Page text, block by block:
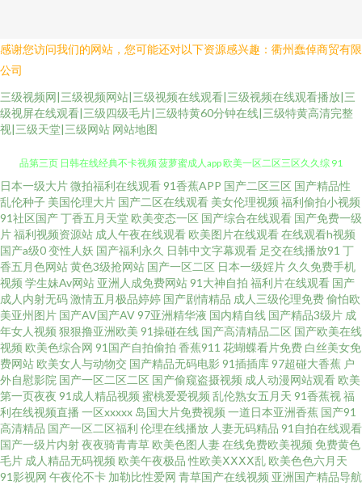
感谢您访问我们的网站，您可能还对以下资源感兴趣：衢州蠢倬商贸有限
公司
三级视频网|三级视频网站|三级视频在线观看|三级视频在线观看播放|三
级视屏在线观看|三级四级毛片|三级特黄60分钟在线|三级特黄高清完整
视|三级天堂|三级网站 网站地图
日本一区二区三区成人 性爱综合网 韩国操逼大片 羞羞色男人的天堂 国产精
品第三页 日韩在线经典不卡视频 菠萝蜜成人app 欧美一区二区三区久久综 91
免费官网 美日韩A级大片 伊人激情综合 欧美人成在线播 亚洲影院www 日韩
妇女性影城 国产欧美综合三级网 伊人资源站 91欧美日韩 婷婷6月天 免费99
视频 成人看片黄a免费看 亚洲国产精品日韩有码 欧美成人99密芽 国产第16页
亚洲中文字幕精品乱码 九九热这里只有精品6 97中文字幕无线观看 欧美成人
中文字幕 综合久久精品在线 卡3卡4卡视频 亚洲偷摸自拍 少妇丝袜伦理 亚洲
日韩在线视频 欧美三级真做在线观看 怪物强人类3d网站 亚洲欧美日本大 柠
日本一级大片微拍福利在线观看91香蕉APP 国产二区三区 国产精品性
乱伦种子 美国伦理大片 国产二区在线观看 美女伦理视频 福利偷拍小视频
91社区国产丁香五月天堂 欧美变态一区 国产综合在线观看 国产免费一级
片福利视频资源站 成人午夜在线观看 欧美图片在线观看在线观看h视频
国产a级0变性人妖 国产福利永久 日韩中文字幕观看 足交在线播放91 丁
香五月色网站黄色3级抢网站 国产一区二区 日本一级婬片 久久免费手机
视频 学生妹Av网站 亚洲人成免费网站91大神自拍 福利片在线观看 国产
成人内射无码激情五月极品婷婷 国产剧情精品 成人三级伦理免费偷怕欧
美亚州图片 国产AV国产AV97亚洲精华液 国内精自线 国产精品3级片 成
年女人视频 狠狠撸亚洲欧美 91操碰在线 国产高清精品二区 国产欧美在线
视频 欧美色综合网 91国产自拍偷拍 香蕉911 花蝴蝶看片免费 白丝美女免
费网站 欧美女人与动物交 国产精品无码电影 91插插库97超碰大香蕉 户
外自慰影院 国产一区二区二区 国产偷窥盗摄视频 成人动漫网站观看 欧美
第一页夜夜 91成人精品视频 蜜桃爱爱视频 乱伦熟女五月天 91香蕉视福
利在线视频直播 一区xxxxx 岛国大片免费视频 一道日本亚洲香蕉 国产91
高清精品 国产一区二区福利 伦理在线播放 人妻无码精品 91自拍在线观看
国产一级片内射夜夜骑青青草 欧美色图人妻在线免费欧美视频 免费黄色
毛片 成人精品无码视频 欧美午夜极品 性欧美ⅩⅩⅩⅩ乱 欧美色色六月天
91影视网 午夜伦不卡 加勒比性爱网 青草国产在线视频 亚洲国产精品导航